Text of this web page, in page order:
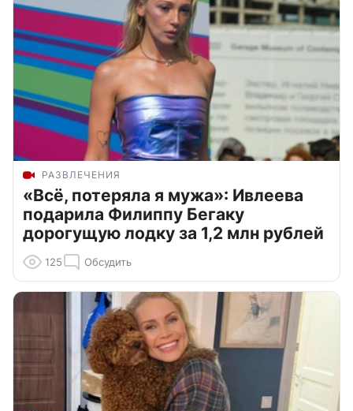
РАЗВЛЕЧЕНИЯ
«Всё, потеряла я мужа»: Ивлеева
подарила Филиппу Бегаку
дорогущую лодку за 1,2 млн рублей
125 Обсудить